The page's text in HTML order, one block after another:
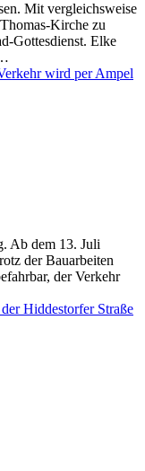
Mit vergleichsweise
Kirche zu
Gottesdienst. Elke
wird per Ampel
Ab dem 13. Juli
der Bauarbeiten
der Verkehr
Hiddestorfer Straße